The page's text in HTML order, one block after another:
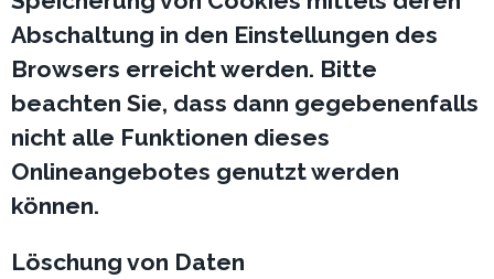
Abschaltung in den Einstellungen des
Browsers erreicht werden. Bitte
beachten Sie, dass dann gegebenenfalls
nicht alle Funktionen dieses
Onlineangebotes genutzt werden
können.
Löschung von Daten